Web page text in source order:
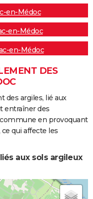
en-Médoc
en-Médoc
en-Médoc
DES
argiles, lié aux
entraîner des
en provoquant
qui affecte les
aux sols argileux